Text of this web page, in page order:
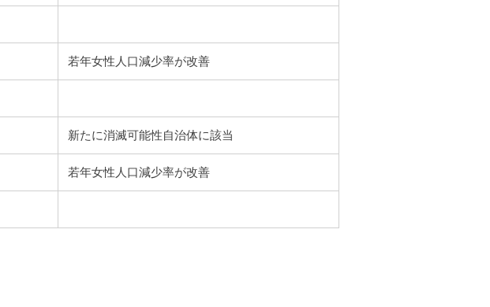
若年女性人口減少率が改善
新たに消滅可能性自治体に該当
若年女性人口減少率が改善